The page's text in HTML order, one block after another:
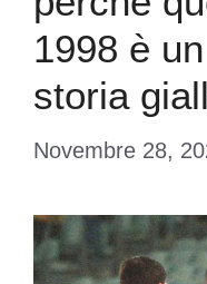
1998 è
storia
Novembre 28,